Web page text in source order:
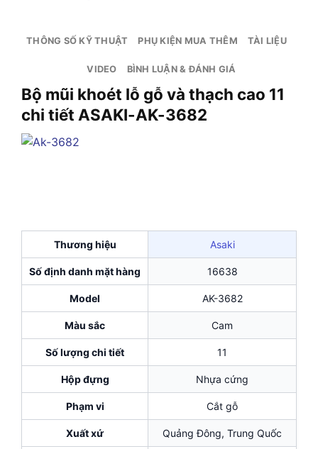
THÔNG SỐ KỸ THUẬT PHỤ KIỆN MUA THÊM TÀI LIỆU
VIDEO BÌNH LUẬN & ĐÁNH GIÁ
Bộ mũi khoét lỗ gỗ và thạch cao 11
chi tiết ASAKI-AK-3682
Thương hiệu Asaki
Số định danh mặt hàng 16638
Model AK-3682
Màu sắc Cam
Số lượng chi tiết 11
Hộp đựng Nhựa cứng
Phạm vi Cắt gỗ
Xuất xứ Quảng Đông, Trung Quốc